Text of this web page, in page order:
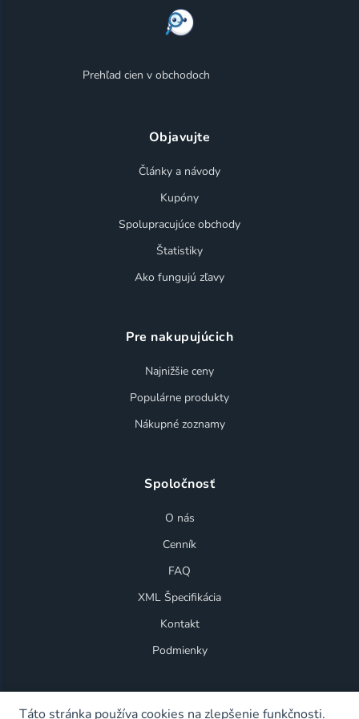
Prehľad cien v obchodoch
Objavujte
Články a návody
Kupóny
Spolupracujúce obchody
Štatistiky
Ako fungujú zľavy
Pre nakupujúcich
Najnižšie ceny
Populárne produkty
Nákupné zoznamy
Spoločnosť
O nás
Cenník
FAQ
XML Špecifikácia
Kontakt
Podmienky
Táto stránka používa cookies na zlepšenie funkčnosti.